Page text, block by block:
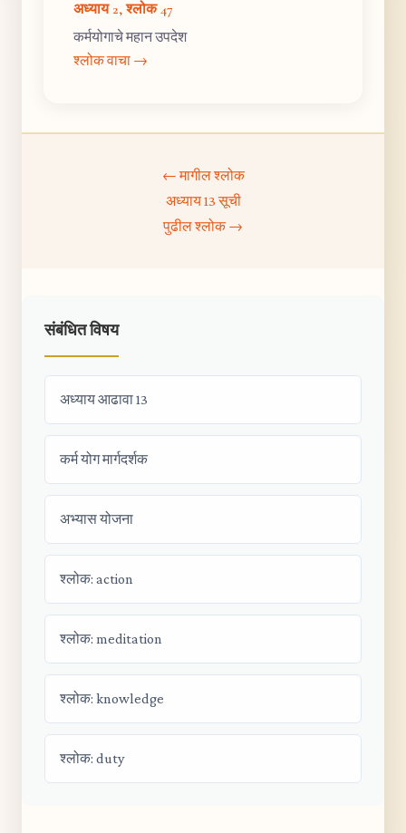
अध्याय 2, श्लोक 47
कर्मयोगाचे महान उपदेश
श्लोक वाचा →
← मागील श्लोक
अध्याय 13 सूची
पुढील श्लोक →
संबंधित विषय
अध्याय आढावा 13
कर्म योग मार्गदर्शक
अभ्यास योजना
श्लोक: action
श्लोक: meditation
श्लोक: knowledge
श्लोक: duty